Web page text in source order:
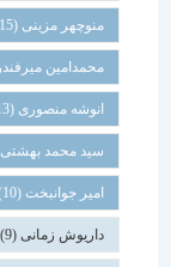
منوچهر مزینی(15)
محمدامین میرفندرسکی(13)
انوشه منصوری(13)
سید محمد بهشتی(12)
امیر جوانبخت(10)
داریوش زمانی(9)